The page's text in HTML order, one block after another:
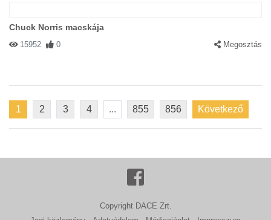
Chuck Norris macskája
15952 0 Megosztás
1 2 3 4 ... 855 856 Következő
Copyright DACE Zrt.